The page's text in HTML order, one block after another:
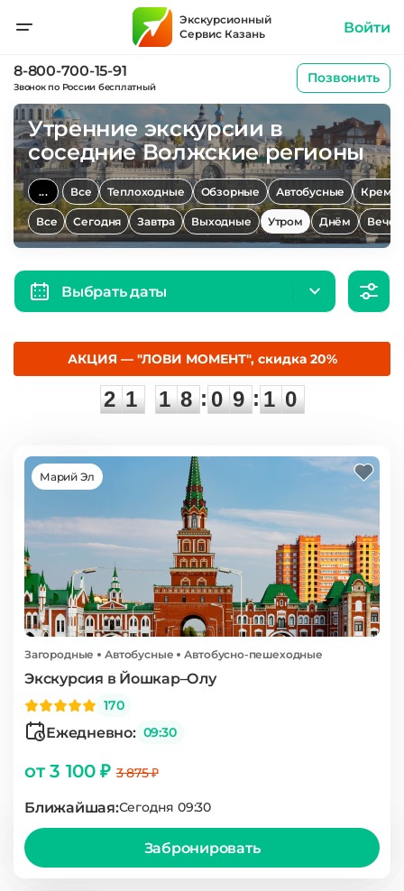
8-800-700-15-91
Звонок по России бесплатный
Позвонить
Экскурсионный
Сервис Казань
Войти
Утренние экскурсии в
соседние Волжские регионы
... Все Теплоходные Обзорные Автобусные
Все Сегодня Завтра Выходные Утром Днём
Выбрать даты
АКЦИЯ — "ЛОВИ МОМЕНТ", скидка 20%
2
2
1
1
1
1
8
8 :
0
0
9
9 :
1
1
0
0
Марий Эл
Загородные Автобусные Автобусно-пешеходные
Экскурсия в Йошкар–Олу
170
Ежедневно: 09:30
от 3 100 ₽3 875 ₽
Ближайшая:Сегодня 09:30
Забронировать